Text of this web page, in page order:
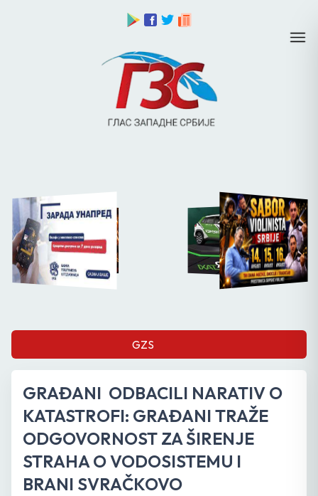
GZS
GRAĐANI ODBACILI NARATIV O
KATASTROFI: GRAĐANI TRAŽE
ODGOVORNOST ZA ŠIRENJE
STRAHA O VODOSISTEMU I
BRANI SVRAČKOVO